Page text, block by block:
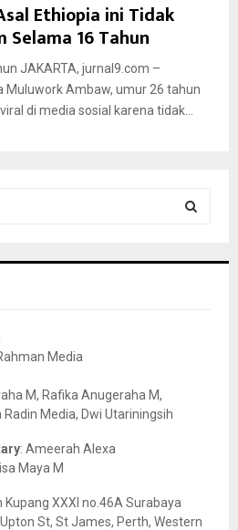
Ethiopia ini Tidak
16 Tahun
JAKARTA, jurnal9.com –
Muluwork Ambaw, umur 26 tahun
di media sosial karena tidak...
Media
M, Rafika Anugeraha M,
Media, Dwi Utariningsih
: Ameerah Alexa
Maya M
Kupang XXXI no.46A Surabaya
St, St James, Perth, Western